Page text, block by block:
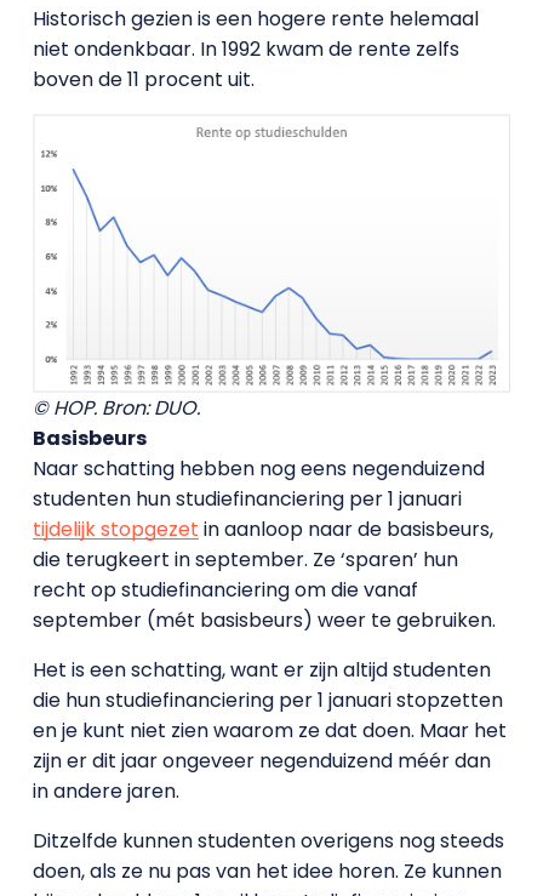
Historisch gezien is een hogere rente helemaal
niet ondenkbaar. In 1992 kwam de rente zelfs
boven de 11 procent uit.
© HOP. Bron: DUO.
Basisbeurs
Naar schatting hebben nog eens negenduizend
studenten hun studiefinanciering per 1 januari
tijdelijk stopgezet in aanloop naar de basisbeurs,
die terugkeert in september. Ze ‘sparen’ hun
recht op studiefinanciering om die vanaf
september (mét basisbeurs) weer te gebruiken.
Het is een schatting, want er zijn altijd studenten
die hun studiefinanciering per 1 januari stopzetten
en je kunt niet zien waarom ze dat doen. Maar het
zijn er dit jaar ongeveer negenduizend méér dan
in andere jaren.
Ditzelfde kunnen studenten overigens nog steeds
doen, als ze nu pas van het idee horen. Ze kunnen